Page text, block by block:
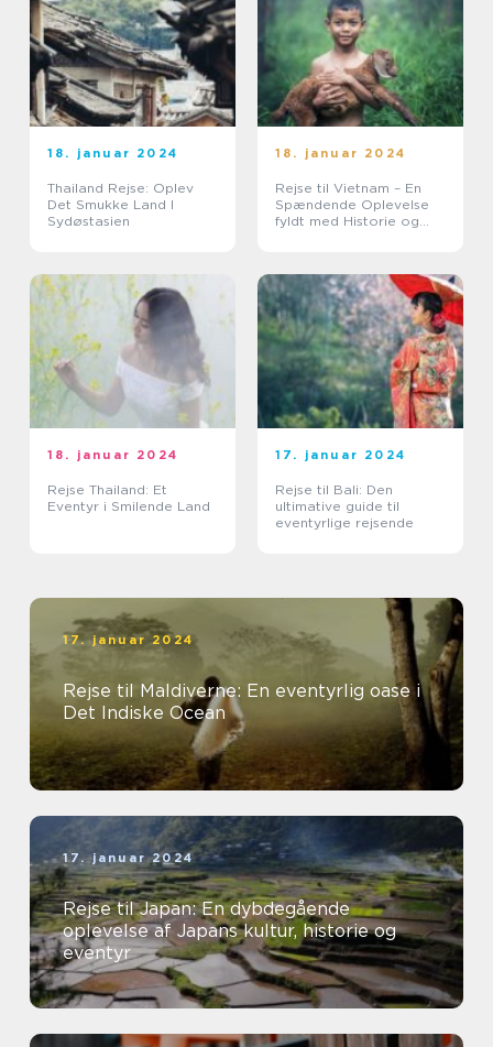
18. januar 2024
Thailand Rejse: Oplev
Det Smukke Land I
Sydøstasien
18. januar 2024
Rejse til Vietnam – En
Spændende Oplevelse
fyldt med Historie og
18. januar 2024
Rejse Thailand: Et
Eventyr i Smilende Land
17. januar 2024
Rejse til Bali: Den
ultimative guide til
eventyrlige rejsende
17. januar 2024
Rejse til Maldiverne: En eventyrlig oase i
Det Indiske Ocean
17. januar 2024
Rejse til Japan: En dybdegående
oplevelse af Japans kultur, historie og
eventyr